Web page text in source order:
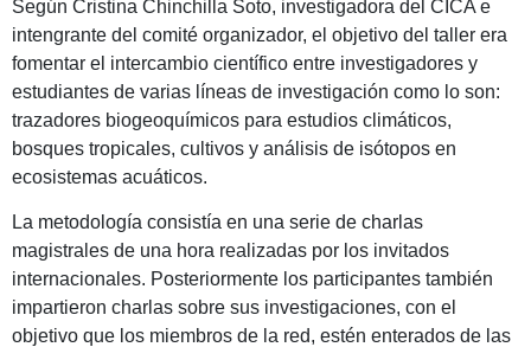
Según Cristina Chinchilla Soto, investigadora del CICA e
intengrante del comité organizador, el objetivo del taller era
fomentar el intercambio científico entre investigadores y
estudiantes de varias líneas de investigación como lo son:
trazadores biogeoquímicos para estudios climáticos,
bosques tropicales, cultivos y análisis de isótopos en
ecosistemas acuáticos.
La metodología consistía en una serie de charlas
magistrales de una hora realizadas por los invitados
internacionales. Posteriormente los participantes también
impartieron charlas sobre sus investigaciones, con el
objetivo que los miembros de la red, estén enterados de las